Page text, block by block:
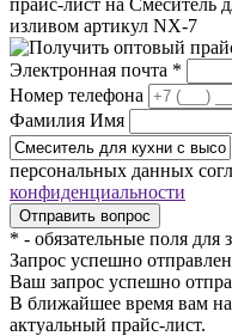
прайс-лист на Смеситель
изливом артикул NX-7
Электронная почта *
Номер телефона
Фамилия Имя
персональных данных
конфиденциальности
* - обязательные поля для
Запрос успешно отправлен
Ваш запрос успешно
В ближайшее время вам
актуальный прайс-лист.